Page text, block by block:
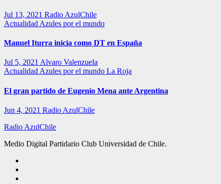
Jul 13, 2021 Radio AzulChile
Actualidad Azules por el mundo
Manuel Iturra inicia como DT en España
Jul 5, 2021 Alvaro Valenzuela
Actualidad Azules por el mundo La Roja
El gran partido de Eugenio Mena ante Argentina
Jun 4, 2021 Radio AzulChile
Radio AzulChile
Medio Digital Partidario Club Universidad de Chile.